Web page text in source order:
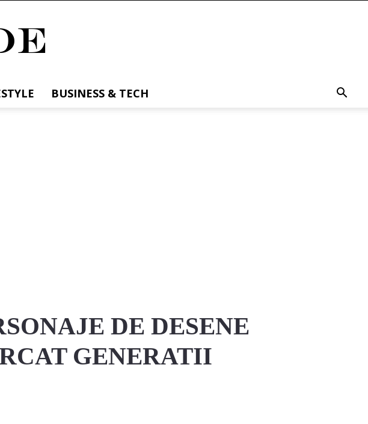
BUSINESS & TECH
DE DESENE
GENERATII